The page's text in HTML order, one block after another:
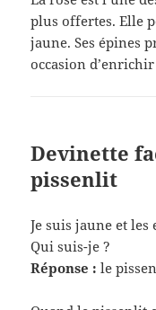
plus offertes. Elle
jaune. Ses épines
occasion
Devinette
pissenlit
Je suis jaune et
Qui suis-je ?
Réponse : le